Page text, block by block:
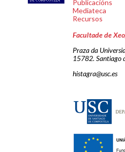
Publicacións
Mediateca
Recursos
Facultade de
Praza da
15782. Santiago
histagra@usc.es